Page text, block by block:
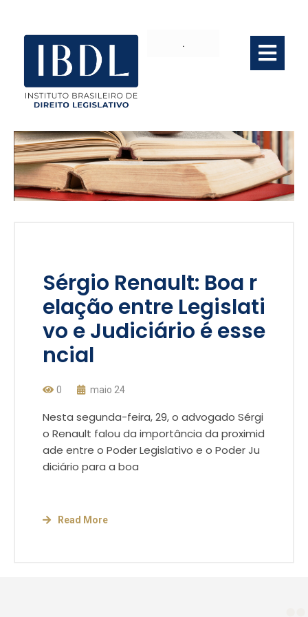
.
Sérgio Renault: Boa r
elação entre Legislati
vo e Judiciário é esse
ncial
0 maio 24
Nesta segunda-feira, 29, o advogado Sérgi
o Renault falou da importância da proximid
ade entre o Poder Legislativo e o Poder Ju
diciário para a boa
Read More